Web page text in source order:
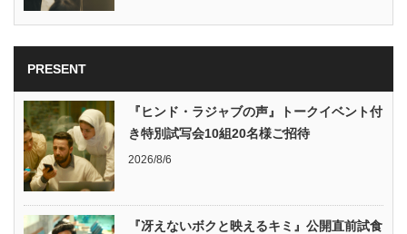
PRESENT
『ヒンド・ラジャブの声』トークイベント付
き特別試写会10組20名様ご招待
2026/8/6
『冴えないボクと映えるキミ』公開直前試食